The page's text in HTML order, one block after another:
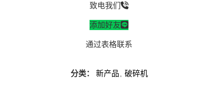
致电我们
添加好友
通过表格联系
分类： 新产品, 破碎机